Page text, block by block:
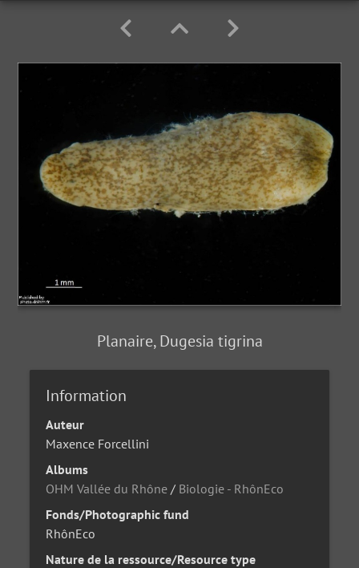
Planaire, Dugesia tigrina
Information
Auteur
Maxence Forcellini
Albums
OHM Vallée du Rhône / Biologie - RhônEco
Fonds/Photographic fund
RhônEco
Nature de la ressource/Resource type